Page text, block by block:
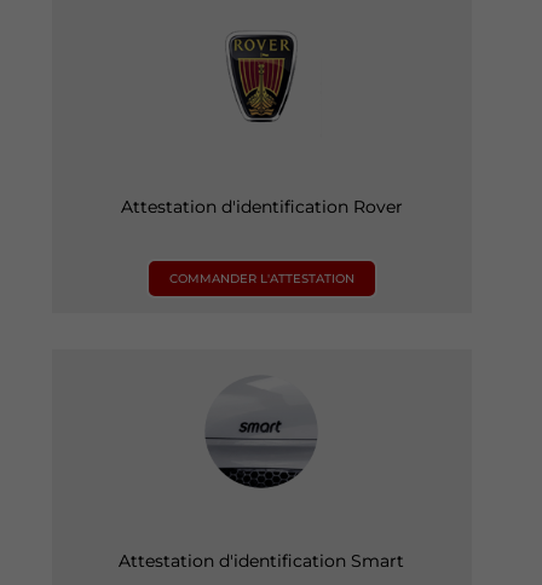
Attestation d'identification Rover
COMMANDER L'ATTESTATION
Attestation d'identification Smart